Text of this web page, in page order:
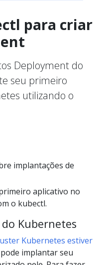
para criar
Deployment do
seu primeiro
utilizando o
implantações de
aplicativo no
o kubectl.
Kubernetes
Kubernetes estiver
implantar seu